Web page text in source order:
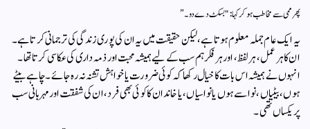
پھر ممی سے مخاطب ہو کر کہا: "بسکٹ دے دو۔”
یہ ایک عام جملہ معلوم ہوتا ہے، لیکن حقیقت میں یہ ان کی پوری زندگی کی ترجمانی کرتا ہے۔
ان کا ہر عمل، ہر لفظ، اور ہر فکر ہم سب کے لیے ہمیشہ محبت اور ذمہ داری کی عکاسی کرتا تھا۔
انہوں نے ہمیشہ اس بات کا خیال رکھا کہ کوئی ضرورت یا خواہش تشنہ نہ رہ جائے۔ چاہے بیٹے
ہوں، بیٹیاں، نواسے ہوں یا نواسیاں، یا خاندان کا کوئی بھی فرد، ان کی شفقت اور مہربانی سب
پر یکساں تھی۔